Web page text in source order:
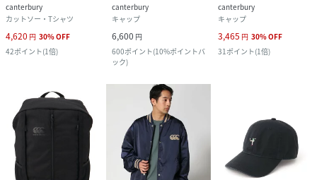
canterbury
カットソー・Tシャツ
4,620 円 30%OFF
42ポイント(1倍)
canterbury
キャップ
6,600 円
600ポイント(10%ポイントバ
ック)
canterbury
キャップ
3,465 円 30%OFF
31 ポイント(1倍)